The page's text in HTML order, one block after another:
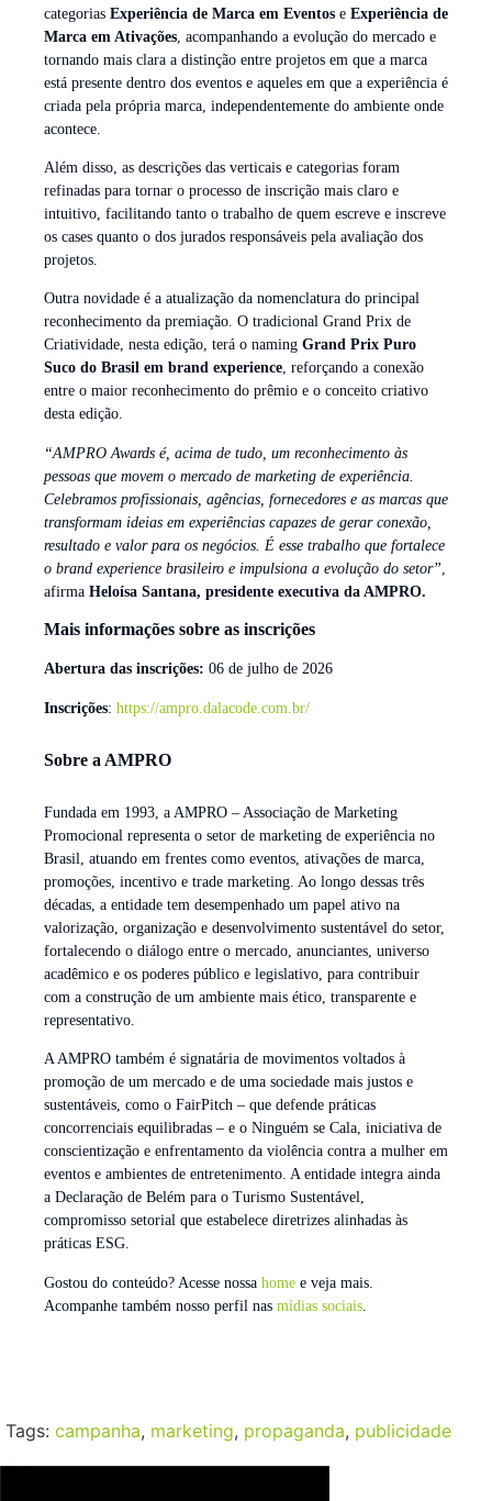
categorias Experiência de Marca em Eventos e Experiência de
Marca em Ativações , acompanhando a evolução do mercado e
tornando mais clara a distinção entre projetos em que a marca
está presente dentro dos eventos e aqueles em que a experiência é
criada pela própria marca, independentemente do ambiente onde
acontece.
Além disso, as descrições das verticais e categorias foram
refinadas para tornar o processo de inscrição mais claro e
intuitivo, facilitando tanto o trabalho de quem escreve e inscreve
os cases quanto o dos jurados responsáveis pela avaliação dos
projetos.
Outra novidade é a atualização da nomenclatura do principal
reconhecimento da premiação. O tradicional Grand Prix de
Criatividade, nesta edição, terá o naming Grand Prix Puro
Suco do Brasil em brand experience, reforçando a conexão
entre o maior reconhecimento do prêmio e o conceito criativo
desta edição.
“AMPRO Awards é, acima de tudo, um reconhecimento às
pessoas que movem o mercado de marketing de experiência.
Celebramos profissionais, agências, fornecedores e as marcas que
transformam ideias em experiências capazes de gerar conexão,
resultado e valor para os negócios. É esse trabalho que fortalece
o brand experience brasileiro e impulsiona a evolução do setor”
afirma Heloísa Santana, presidente executiva da AMPRO.
Mais informações sobre as inscrições
Abertura das inscrições: 06 de julho de 2026
Inscrições: https://ampro.dalacode.com.br/
Sobre a AMPRO
Fundada em 1993, a AMPRO – Associação de Marketing
Promocional representa o setor de marketing de experiência no
Brasil, atuando em frentes como eventos, ativações de marca,
promoções, incentivo e trade marketing. Ao longo dessas três
décadas, a entidade tem desempenhado um papel ativo na
valorização, organização e desenvolvimento sustentável do setor,
fortalecendo o diálogo entre o mercado, anunciantes, universo
acadêmico e os poderes público e legislativo, para contribuir
com a construção de um ambiente mais ético, transparente e
representativo.
A AMPRO também é signatária de movimentos voltados à
promoção de um mercado e de uma sociedade mais justos e
sustentáveis, como o FairPitch – que defende práticas
concorrenciais equilibradas – e o Ninguém se Cala, iniciativa de
conscientização e enfrentamento da violência contra a mulher em
eventos e ambientes de entretenimento. A entidade integra ainda
a Declaração de Belém para o Turismo Sustentável,
compromisso setorial que estabelece diretrizes alinhadas às
práticas ESG.
Gostou do conteúdo? Acesse nossa home e veja mais.
Acompanhe também nosso perfil nas mídias sociais
Tags: campanha, marketing, propaganda, publicidade